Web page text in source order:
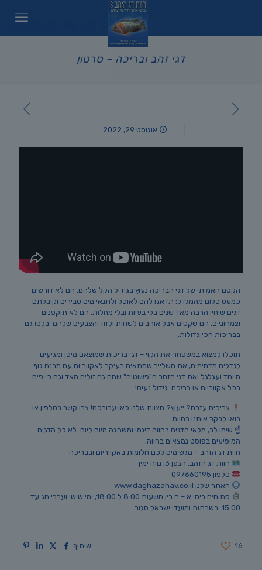
דגי זהב ובריכה – סרטון
אוגוסט 29, 2022
הקסם האמיתי של דגי הבריכה נעוץ בגידול הקל שלהם. הם לא דורשים
כמעט כלום מהמגדל: תדאגו להם לאוכל ולתנאי מים סבירים וקיבלתם
דגים שיחיו הרבה מאד שנים בלי בעיות ובלי מחלות. הם לא תוקפנים
וצמחוניים. הם שקטים אבל אוהבים לשחות ולזוז והצבעים שלהם יבלטו גם
בבריכות הכי גדולות.
תוכלו למצוא במשפחה את הקוי – דגי בריכות שמוצאם מיפן ומגיעים
לגדלים מדהימים, את השלייר שמתאים בעיקר לאקווריום עם מבנה גוף
מיוחד ועגלגל ואת דגי הזהב ה"פשוטים" שהם גם זולים מאד וגם כייפים
בכל אקווריום או בריכה. גידול נעים!
צריכים עזרה? ייעוץ? הצוות שלנו כאן עבורכם! צרו קשר בטלפון או
בואו לבקר אותנו בחווה.
☝️ שימו לב, מלאי הדגים בחווה דינמי ומשתנה מיום ליום. לא כל הדגים
המופיעים בפוסט נמצאים בחווה.
חוות דג הזהב – מגשימים לכם חלומות באקווריום ובבריכה
חוות דג הזהב, הגפן 3, נווה ימין
טלפון 097660195
האתר שלנו www.daghazahav.co.il
פתוחים בימי א – ה בין השעות 8:00 ל 18:00, ימי שישי וערבי חג עד
15:00. בשבתות ומועדי ישראל סגור
שיתוף 16